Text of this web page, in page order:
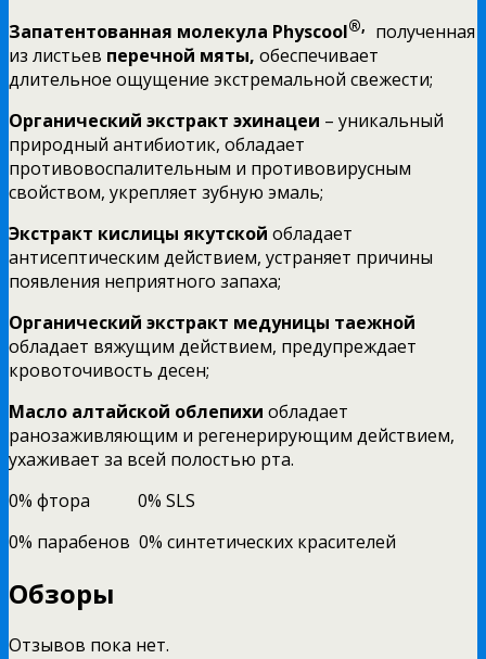
Запатентованная молекула Physcool®, полученная
из листьев перечной мяты, обеспечивает
длительное ощущение экстремальной свежести;
Органический экстракт эхинацеи – уникальный
природный антибиотик, обладает
противовоспалительным и противовирусным
свойством, укрепляет зубную эмаль;
Экстракт кислицы якутской обладает
антисептическим действием, устраняет причины
появления неприятного запаха;
Органический экстракт медуницы таежной
обладает вяжущим действием, предупреждает
кровоточивость десен;
Масло алтайской облепихи обладает
ранозаживляющим и регенерирующим действием,
ухаживает за всей полостью рта.
0% фтора 0% SLS
0% парабенов 0% синтетических красителей
Обзоры
Отзывов пока нет.